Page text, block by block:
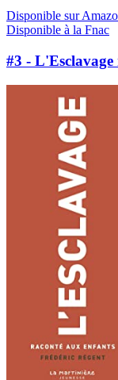
Disponible sur
Disponible à la Fnac
#3 -